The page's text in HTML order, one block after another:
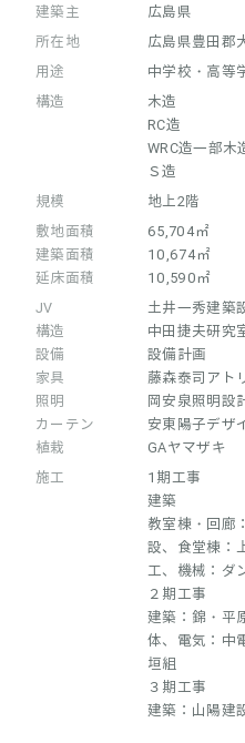
建築主
広島県
所在地
広島県豊田郡
用途
中学校・高等
構造
木造
RC造
WRC造一部木
Ｓ造
規模
地上2階
敷地面積
建築面積
延床面積
65,704㎡
10,674㎡
10,590㎡
JV
構造
設備
家具
照明
カーテン
植栽
土井一秀建築
中田捷夫研究
設備計画
藤森泰司アト
岡安泉照明設
安東陽子デザ
GAヤマザキ
施工
1期工事
建築
教室棟・回廊
設、食堂棟：
工、機械：ダ
２期工事
建築：錦・平
体、電気：中
垣組
３期工事
建築：山陽建